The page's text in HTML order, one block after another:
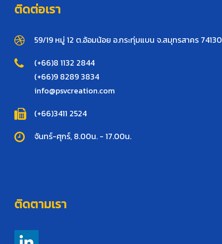
ติดต่อเรา
59/19 หมู่ 12 ต.อ้อมน้อย อ.กระทุ่มแบน จ.สมุทรสาคร 74130
(+66)8 1132 2844
(+66)9 8289 3834
info@psvcreation.com
(+66)3411 2524
จันทร์-ศุกร์, 8.00น. - 17.00น.
ติดตามเรา